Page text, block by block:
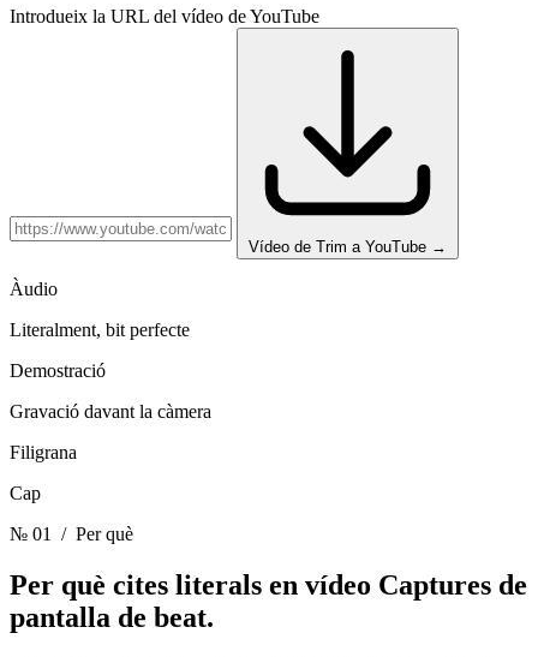
Introdueix la URL del vídeo de YouTube
Vídeo de Trim a YouTube →
Àudio
Literalment, bit perfecte
Demostració
Gravació davant la càmera
Filigrana
Cap
№ 01
/ Per què
Per què cites literals en vídeo Captures de
pantalla de beat.